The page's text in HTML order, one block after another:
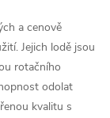
a cenově
Jejich lodě jsou
rotačního
odolat
kvalitu s